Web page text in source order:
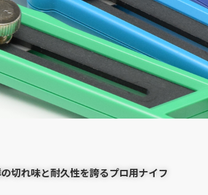
切れ味と耐久性を誇るプロ用ナイフ